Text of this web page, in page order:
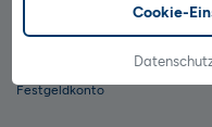
Cookie-
Festgeldkonto